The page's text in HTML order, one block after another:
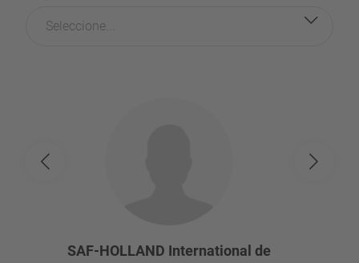
Seleccione...
SAF-HOLLAND International de